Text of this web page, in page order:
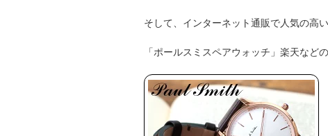
そして、インターネット通販で人気の高
「ポールスミスペアウォッチ」楽天など